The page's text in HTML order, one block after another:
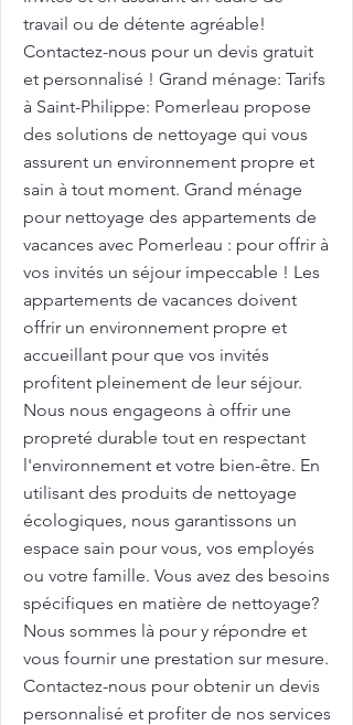
travail ou de détente agréable!
Contactez-nous pour un devis gratuit
et personnalisé ! Grand ménage: Tarifs
à Saint-Philippe: Pomerleau propose
des solutions de nettoyage qui vous
assurent un environnement propre et
sain à tout moment. Grand ménage
pour nettoyage des appartements de
vacances avec Pomerleau : pour offrir à
vos invités un séjour impeccable ! Les
appartements de vacances doivent
offrir un environnement propre et
accueillant pour que vos invités
profitent pleinement de leur séjour.
Nous nous engageons à offrir une
propreté durable tout en respectant
l'environnement et votre bien-être. En
utilisant des produits de nettoyage
écologiques, nous garantissons un
espace sain pour vous, vos employés
ou votre famille. Vous avez des besoins
spécifiques en matière de nettoyage?
Nous sommes là pour y répondre et
vous fournir une prestation sur mesure.
Contactez-nous pour obtenir un devis
personnalisé et profiter de nos services